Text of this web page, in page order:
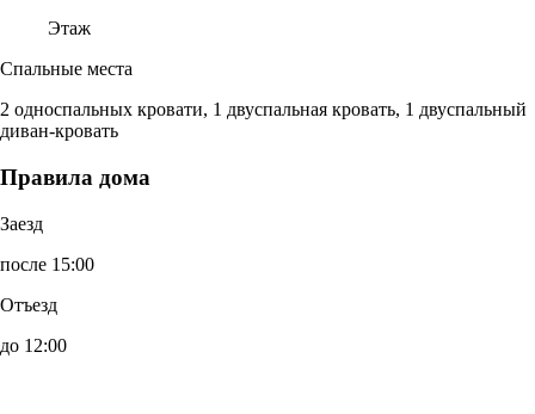
Этаж
Спальные места
2 односпальных кровати, 1 двуспальная кровать, 1 двуспальный
диван-кровать
Правила дома
Заезд
после 15:00
Отъезд
до 12:00